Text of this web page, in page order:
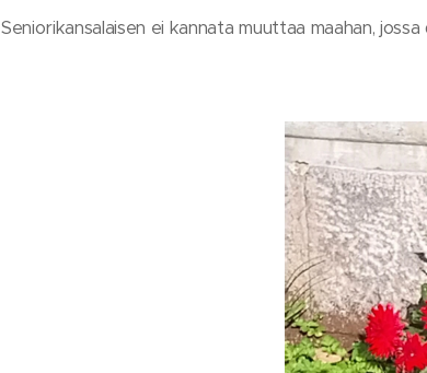
Seniorikansalaisen ei kannata muuttaa maahan,